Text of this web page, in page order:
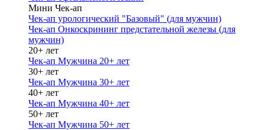
Мини Чек-ап
Чек-ап урологический "Базовый" (для мужчин)
Чек-ап Онкоскрининг предстательной железы (для
мужчин)
20+ лет
Чек-ап Мужчина 20+ лет
30+ лет
Чек-ап Мужчина 30+ лет
40+ лет
Чек-ап Мужчина 40+ лет
50+ лет
Чек-ап Мужчина 50+ лет